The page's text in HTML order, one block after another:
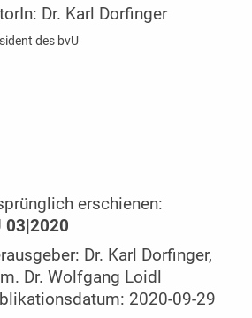
Dr. Karl Dorfinger
des bvU
erschienen:
03|2020
Dr. Karl Dorfinger,
Dr. Wolfgang Loidl
2020-09-29